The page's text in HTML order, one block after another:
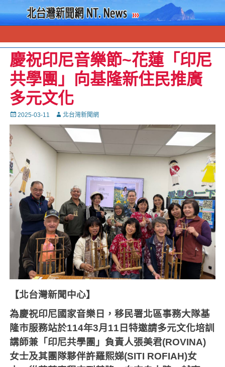
慶祝印尼音樂節~花蓮「印尼
共學團」向基隆新住民推廣
多元文化
Posted
on
2025-03-11 Autor北台灣新聞網
【北台灣新聞中心】
為慶祝印尼國家音樂日，移民署北區事務大隊基
隆市服務站於114年3月 11 日特邀請多元文化培訓
講師兼「印尼共學團」負責人張美君(ROVINA)
女士及其團隊夥伴許羅熙娣(SITI ROFIAH)女